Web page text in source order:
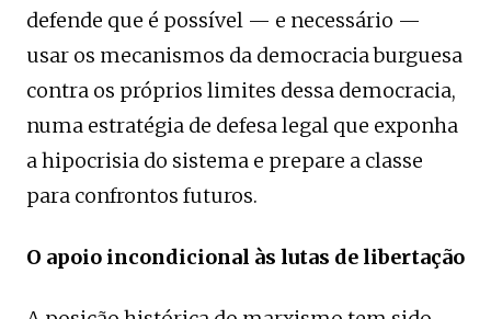
defende que é possível — e necessário —
usar os mecanismos da democracia burguesa
contra os próprios limites dessa democracia,
numa estratégia de defesa legal que exponha
a hipocrisia do sistema e prepare a classe
para confrontos futuros.
O apoio incondicional às lutas de libertação